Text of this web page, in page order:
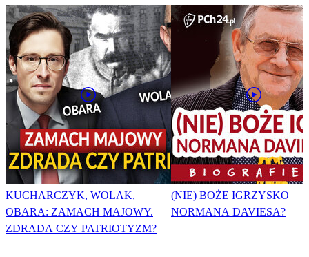
KUCHARCZYK, WOLAK,
OBARA: ZAMACH MAJOWY.
ZDRADA CZY PATRIOTYZM?
(NIE) BOŻE IGRZYSKO
NORMANA DAVIESA?